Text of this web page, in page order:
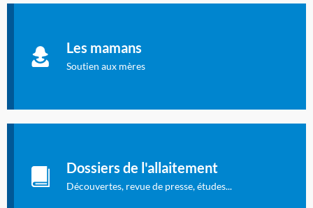
Les mamans
Soutien aux mères
à allaiter et vous informer : toutes les rubriques qui
concernent l'allaitement.
Dossiers de l'allaitement
Découvertes, revue de presse, études...
dernières études sur l'allaitement publiées dans la presse
internationale.